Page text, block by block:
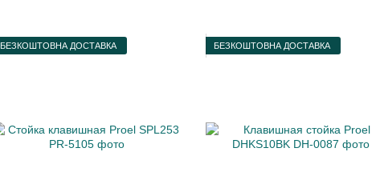
БЕЗКОШТОВНА ДОСТАВКА БЕЗКОШТОВНА ДОСТАВКА